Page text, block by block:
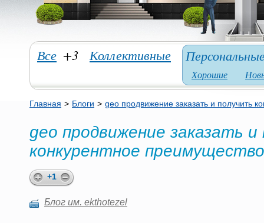
Все +3 Коллективные
Хорошие
Главная > Блоги > geo продвижение заказать и получить
geo продвижение заказать и
конкурентное преимущество
+1
Блог им. ekthotezel